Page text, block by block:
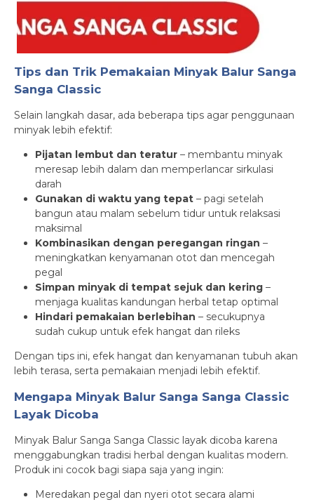
Tips dan Trik Pemakaian Minyak Balur Sanga
Sanga Classic
Selain langkah dasar, ada beberapa tips agar penggunaan
minyak lebih efektif:
Pijatan lembut dan teratur – membantu minyak
meresap lebih dalam dan memperlancar sirkulasi
darah
Gunakan di waktu yang tepat – pagi setelah
bangun atau malam sebelum tidur untuk relaksasi
maksimal
Kombinasikan dengan peregangan ringan –
meningkatkan kenyamanan otot dan mencegah
pegal
Simpan minyak di tempat sejuk dan kering –
menjaga kualitas kandungan herbal tetap optimal
Hindari pemakaian berlebihan – secukupnya
sudah cukup untuk efek hangat dan rileks
Dengan tips ini, efek hangat dan kenyamanan tubuh akan
lebih terasa, serta pemakaian menjadi lebih efektif.
Mengapa Minyak Balur Sanga Sanga Classic
Layak Dicoba
Minyak Balur Sanga Sanga Classic layak dicoba karena
menggabungkan tradisi herbal dengan kualitas modern.
Produk ini cocok bagi siapa saja yang ingin:
Meredakan pegal dan nyeri otot secara alami